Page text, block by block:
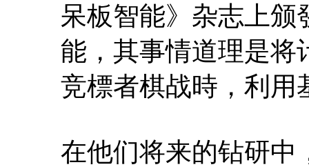
呆板智能》杂志上颁
能，其事情道理是将
竞標者棋战時，利用
在他们将来的钻研中